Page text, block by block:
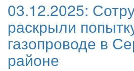
03.12.2025:
раскрыли
газопроводе в
районе